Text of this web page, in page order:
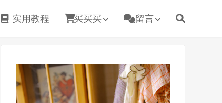
实用教程 买买买 留言